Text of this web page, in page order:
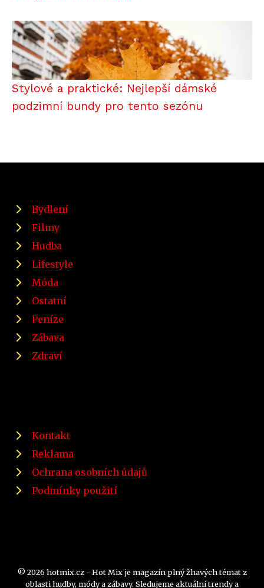
Stylové a praktické: Nejlepší dámské
podzimní bundy pro tento sezónu
Bydlení
Filmy
Hudba
Lifestyle
Móda
Ostatní
Peníze
Zábava
Zdraví
Kontakt
Reklama
Ochrana osobních údajů
Podmínky použití
© 2026 hotmix.cz - Hot Mix je magazín plný žhavých témat z
oblasti hudby, módy a zábavy. Sledujeme aktuální trendy a